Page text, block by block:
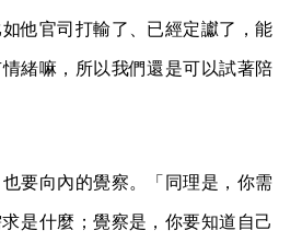
他官司打輸了、已經定讞了，能
緒嘛，所以我們還是可以試著陪
要向內的覺察。「同理是，你需
是什麼；覺察是，你要知道自己